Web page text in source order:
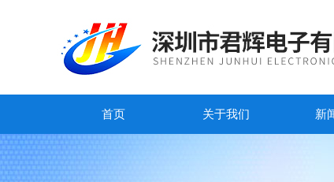
首页 关于我们 新